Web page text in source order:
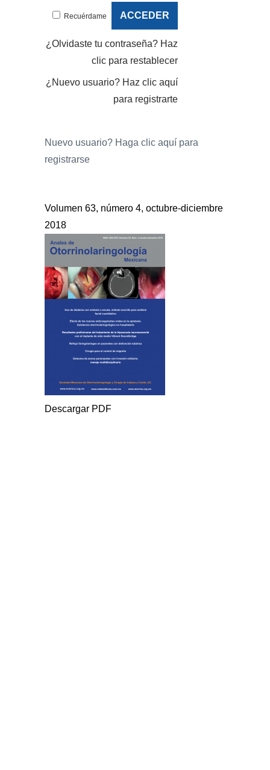
Recuérdame
¿Olvidaste tu contraseña? Haz
clic para restablecer
¿Nuevo usuario? Haz clic aquí
para registrarte
Nuevo usuario? Haga clic aquí para
registrarse
Volumen 63, número 4, octubre-diciembre
2018
Descargar PDF